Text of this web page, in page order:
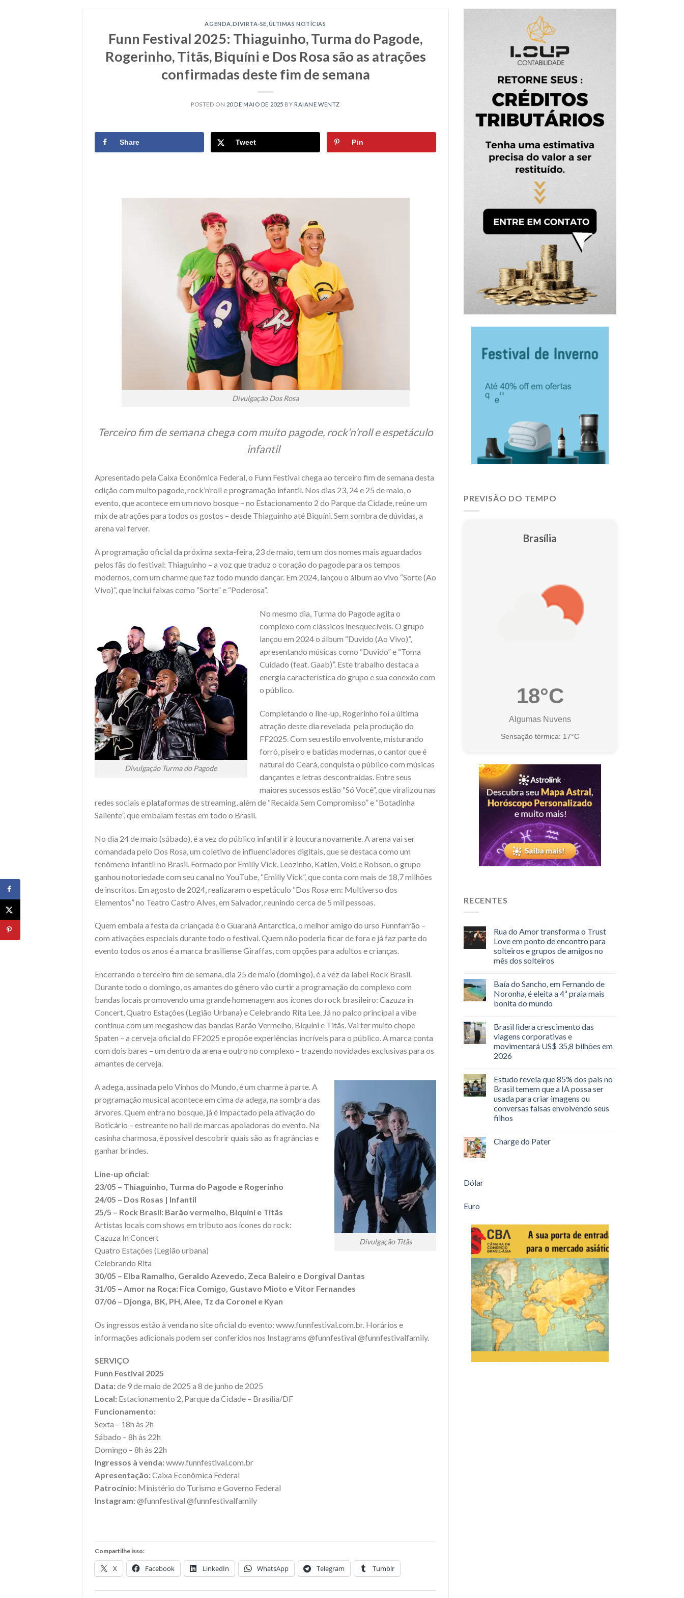
AGENDA ,DIVIRTA-SE ÚLTIMAS NOTÍCIAS
Funn Festival 2025: Thiaguinho, Turma do Pagode,
Rogerinho, Titãs, Biquíni e Dos Rosa são as atrações
confirmadas deste fim de semana
POSTED ON 20 DE MAIO DE 2025 BY RAIANE WENTZ
Share Tweet Pin
Divulgação Dos Rosa
Terceiro fim de semana chega com muito pagode, rock’n’roll e espetáculo
infantil
Apresentado pela Caixa Econômica Federal, o Funn Festival chega ao terceiro fim de semana desta
edição com muito pagode, rock’n’roll e programação infantil. Nos dias 23, 24 e 25 de maio, o
evento, que acontece em um novo bosque – no Estacionamento 2 do Parque da Cidade, reúne um
mix de atrações para todos os gostos – desde Thiaguinho até Biquíni. Sem sombra de dúvidas, a
arena vai ferver.
A programação oficial da próxima sexta-feira, 23 de maio, tem um dos nomes mais aguardados
pelos fãs do festival: Thiaguinho – a voz que traduz o coração do pagode para os tempos
modernos, com um charme que faz todo mundo dançar. Em 2024, lançou o álbum ao vivo “Sorte (Ao
Vivo)”, que inclui faixas como “Sorte” e “Poderosa”.
Divulgação Turma do Pagode
No mesmo dia, Turma do Pagode agita o
complexo com clássicos inesquecíveis. O grupo
lançou em 2024 o álbum “Duvido (Ao Vivo)”,
apresentando músicas como “Duvido” e “Toma
Cuidado (feat. Gaab)”. Este trabalho destaca a
energia característica do grupo e sua conexão com
o público.
Completando o line-up, Rogerinho foi a última
atração deste dia revelada pela produção do
FF2025. Com seu estilo envolvente, misturando
forró, piseiro e batidas modernas, o cantor que é
natural do Ceará, conquista o público com músicas
dançantes e letras descontraídas. Entre seus
maiores sucessos estão “Só Você”, que viralizou nas
redes sociais e plataformas de streaming, além de “Recaída Sem Compromisso” e “Botadinha
Saliente”, que embalam festas em todo o Brasil.
No dia 24 de maio (sábado), é a vez do público infantil ir à loucura novamente. A arena vai ser
comandada pelo Dos Rosa, um coletivo de influenciadores digitais, que se destaca como um
fenômeno infantil no Brasil. Formado por Emilly Vick, Leozinho, Katlen, Void e Robson, o grupo
ganhou notoriedade com seu canal no YouTube, “Emilly Vick”, que conta com mais de 18,7 milhões
de inscritos. Em agosto de 2024, realizaram o espetáculo “Dos Rosa em: Multiverso dos
Elementos” no Teatro Castro Alves, em Salvador, reunindo cerca de 5 mil pessoas.
Quem embala a festa da criançada é o Guaraná Antarctica, o melhor amigo do urso Funnfarrão –
com ativações especiais durante todo o festival. Quem não poderia ficar de fora e já faz parte do
evento todos os anos é a marca brasiliense Giraffas, com opções para adultos e crianças.
Encerrando o terceiro fim de semana, dia 25 de maio (domingo), é a vez da label Rock Brasil.
Durante todo o domingo, os amantes do gênero vão curtir a programação do complexo com
bandas locais promovendo uma grande homenagem aos ícones do rock brasileiro: Cazuza in
Concert, Quatro Estações (Legião Urbana) e Celebrando Rita Lee. Já no palco principal a vibe
continua com um megashow das bandas Barão Vermelho, Biquíni e Titãs. Vai ter muito chope
Spaten – a cerveja oficial do FF2025 e propõe experiências incríveis para o público. A marca conta
com dois bares – um dentro da arena e outro no complexo – trazendo novidades exclusivas para os
amantes de cerveja.
Divulgação Titãs
A adega, assinada pelo Vinhos do Mundo, é um charme à parte. A
programação musical acontece em cima da adega, na sombra das
árvores. Quem entra no bosque, já é impactado pela ativação do
Boticário – estreante no hall de marcas apoiadoras do evento. Na
casinha charmosa, é possível descobrir quais são as fragrâncias e
ganhar brindes.
Line-up oficial:
23/05 – Thiaguinho, Turma do Pagode e Rogerinho
24/05 – Dos Rosas | Infantil
25/5 – Rock Brasil: Barão vermelho, Biquíni e Titãs
Artistas locais com shows em tributo aos ícones do rock:
Cazuza In Concert
Quatro Estações (Legião urbana)
Celebrando Rita
30/05 – Elba Ramalho, Geraldo Azevedo, Zeca Baleiro e Dorgival Dantas
31/05 – Amor na Roça: Fica Comigo, Gustavo Mioto e Vitor Fernandes
07/06 – Djonga, BK, PH, Alee, Tz da Coronel e Kyan
Os ingressos estão à venda no site oficial do evento: www.funnfestival.com.br. Horários e
informações adicionais podem ser conferidos nos Instagrams @funnfestival @funnfestivalfamily.
SERVIÇO
Funn Festival 2025
Data:de 9 de maio de 2025 a 8 de junho de 2025
Local: Estacionamento 2, Parque da Cidade – Brasília/DF
Funcionamento:
Sexta – 18h às 2h
Sábado – 8h às 22h
Domingo – 8h às 22h
Ingressos à venda:www.funnfestival.com.br
Apresentação:Caixa Econômica Federal
Patrocínio: Ministério do Turismo e Governo Federal
Instagram: @funnfestival @funnfestivalfamily
Compartilhe isso:
X Facebook LinkedIn WhatsApp Telegram Tumblr
PREVISÃO DO TEMPO
Brasília
18°C
Algumas Nuvens
Sensação térmica: 17°C
RECENTES
Rua do Amor transforma o Trust
Love em ponto de encontro para
solteiros e grupos de amigos no
mês dos solteiros
Baía do Sancho, em Fernando de
Noronha, é eleita a 4ª praia mais
bonita do mundo
Brasil lidera crescimento das
viagens corporativas e
movimentará US$ 35,8 bilhões em
2026
Estudo revela que 85% dos pais no
Brasil temem que a IA possa ser
usada para criar imagens ou
conversas falsas envolvendo seus
filhos
Charge do Pater
Dólar
Euro